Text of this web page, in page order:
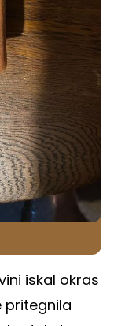
iskal okras
pritegnila